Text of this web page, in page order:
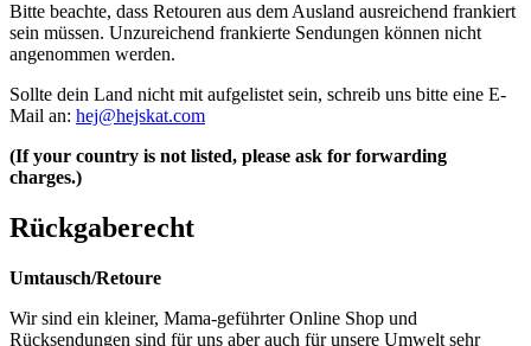
Bitte beachte, dass Retouren aus dem Ausland ausreichend frankiert
sein müssen. Unzureichend frankierte Sendungen können nicht
angenommen werden.
Sollte dein Land nicht mit aufgelistet sein, schreib uns bitte eine E-
Mail an: hej@hejskat.com
(If your country is not listed, please ask for forwarding
charges.)
Rückgaberecht
Umtausch/Retoure
Wir sind ein kleiner, Mama-geführter Online Shop und
Rücksendungen sind für uns aber auch für unsere Umwelt sehr